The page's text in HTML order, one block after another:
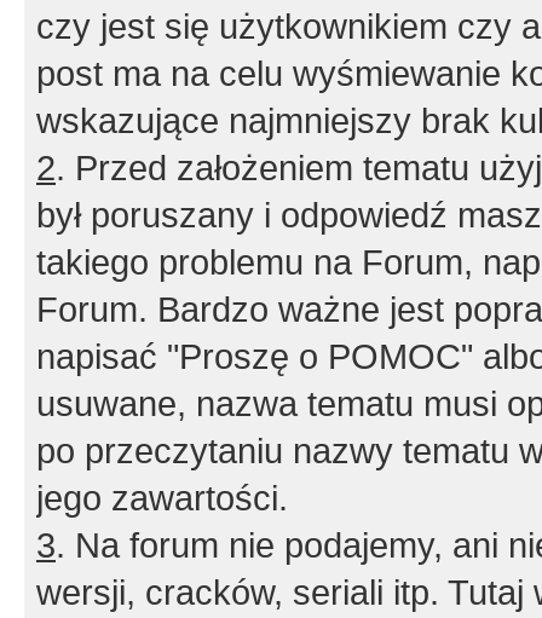
czy jest się użytkownikiem czy
post ma na celu wyśmiewanie
wskazujące najmniejszy brak
2. Przed założeniem tematu
był poruszany i odpowiedź
takiego problemu na Forum,
Forum. Bardzo ważne jest
napisać "Proszę o POMOC"
usuwane, nazwa tematu musi
po przeczytaniu nazwy tematu
jego zawartości.
3. Na forum nie podajemy, ani
wersji, cracków, seriali itp. Tutaj